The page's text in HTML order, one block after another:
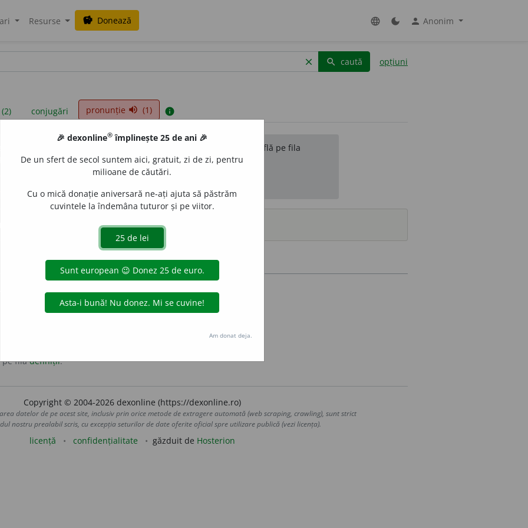
Resurse savings Donează language dark_mode person Anonim
clear search caută opțiuni
conjugări pronunție volume_up (1) info
sunt compilate de echipa dexonline. Definițiile originale se află pe fila
reordona filele pe pagina depreferințe.
surse
bunul-simț.
pe filadefiniții.
Copyright © 2004-2026 dexonline (https://dexonline.ro)
datelor de pe acest site, inclusiv prin orice metode de extragere automată (web scraping, crawling), sunt strict
nostru prealabil scris, cu excepția seturilor de date oferite oficial spre utilizare publică (vezi licența).
licență confidențialitate găzduit de Hosterion
🎉 dexonline® împlinește 25 de ani 🎉
De un sfert de secol suntem aici, gratuit, zi de zi, pentru
milioane de căutări.
Cu o mică donație aniversară ne-ați ajuta să păstrăm
cuvintele la îndemâna tuturor și pe viitor.
Am donat deja.